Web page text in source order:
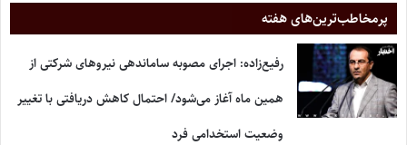
پر‌مخاطب‌ترین‌های هفته
رفیع‌زاده: اجرای مصوبه ساماندهی نیروهای شرکتی از
همین ماه آغاز می‌شود/ احتمال کاهش دریافتی با تغییر
وضعیت استخدامی فرد